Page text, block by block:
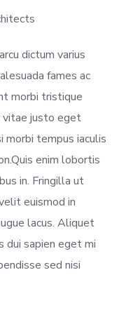
dictum varius
fames ac
morbi tristique
vitae justo eget
morbi tempus iaculis
enim lobortis
in. Fringilla ut
euismod in
lacus. Aliquet
dui sapien eget mi
sed nisi